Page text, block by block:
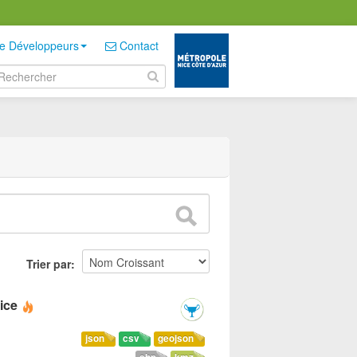
Développeurs Contact
Trier par
geojson
csv
json